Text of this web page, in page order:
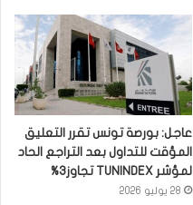
عاجل: بورصة تونس تقرر التعليق
المؤقت للتداول بعد التراجع الحاد
لمؤشر TUNINDEX تجاوز3%
28 يوليو 2026